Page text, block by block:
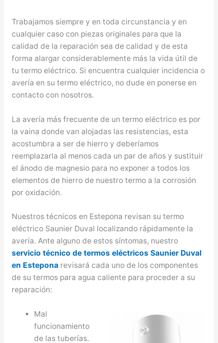
Trabajamos siempre y en toda circunstancia y en
cualquier caso con piezas originales para que la
calidad de la reparación sea de calidad y de esta
forma alargar considerablemente más la vida útil de
tu termo eléctrico. Si encuentra cualquier incidencia o
avería en su termo eléctrico, no dude en ponerse en
contacto con nosotros.
La avería más frecuente de un termo eléctrico es por
la vaina donde van alojadas las resistencias, esta
acostumbra a ser de hierro y deberíamos
reemplazarla al menos cada un par de años y sustituir
el ánodo de magnesio para no exponer a todos los
elementos de hierro de nuestro termo a la corrosión
por oxidación.
Nuestros técnicos en Estepona revisan su termo
eléctrico Saunier Duval localizando rápidamente la
avería. Ante alguno de estos síntomas, nuestro
servicio técnico de termos eléctricos Saunier Duval
en Esteponarevisará cada uno de los componentes
de su termos para agua caliente para proceder a su
reparación:
Mal
funcionamiento
de las tuberías.